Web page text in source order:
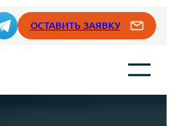
ОСТАВИТЬ ЗАЯВКУ